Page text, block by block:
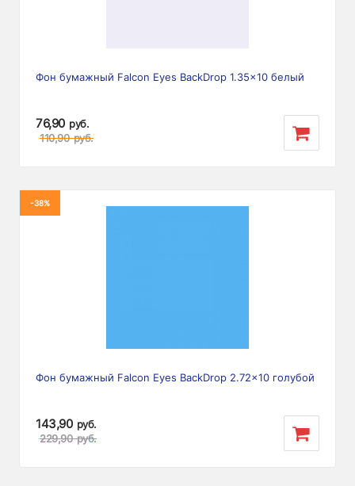
Фон бумажный Falcon Eyes BackDrop 1.35x10 белый
76,90 руб.
110,90 руб.
-38%
Фон бумажный Falcon Eyes BackDrop 2.72x10 голубой
143,90 руб.
229,90 руб.